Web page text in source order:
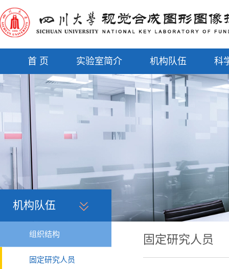
首 页 实验室简介 机构队伍 科
机构队伍
组织结构
固定研究人员
固定研究人员